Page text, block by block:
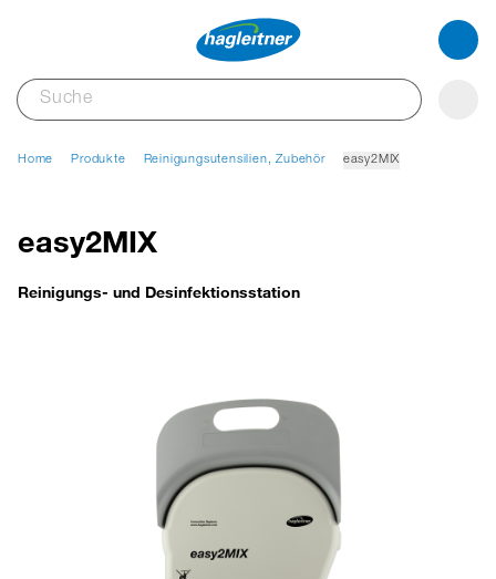
Home Produkte Reinigungsutensilien, Zubehör easy2MIX
easy2MIX
Reinigungs- und Desinfektionsstation